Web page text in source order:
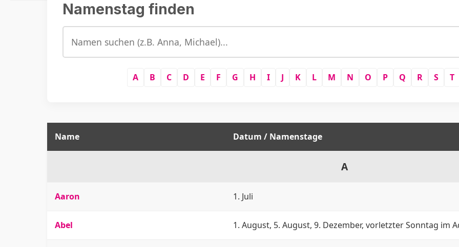
Namenstag finden
A B C D E F G H I J K L M N O P Q R S T
Name Datum / Namenstage
A
Aaron 1. Juli
Abel 1. August, 5. August, 9. Dezember, vorletzter Sonntag im